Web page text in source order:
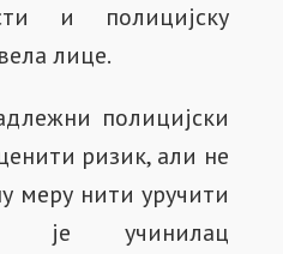
и полицијску
лице.
полицијски
ризик, али не
меру нити уручити
је учинилац